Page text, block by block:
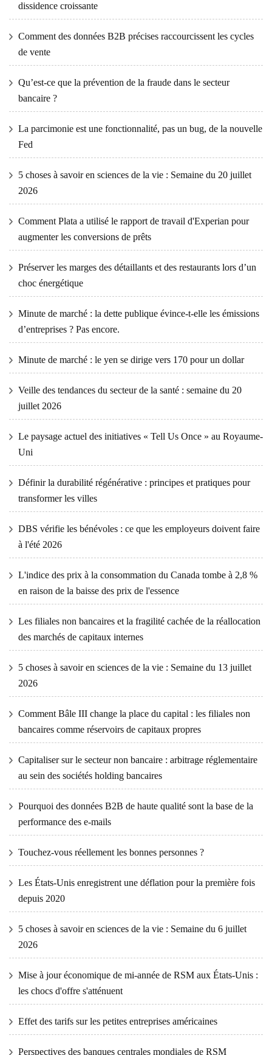
dissidence croissante
Comment des données B2B précises raccourcissent les cycles
de vente
Qu’est-ce que la prévention de la fraude dans le secteur
bancaire ?
La parcimonie est une fonctionnalité, pas un bug, de la nouvelle
Fed
5 choses à savoir en sciences de la vie : Semaine du 20 juillet
2026
Comment Plata a utilisé le rapport de travail d'Experian pour
augmenter les conversions de prêts
Préserver les marges des détaillants et des restaurants lors d’un
choc énergétique
Minute de marché : la dette publique évince-t-elle les émissions
d’entreprises ? Pas encore.
Minute de marché : le yen se dirige vers 170 pour un dollar
Veille des tendances du secteur de la santé : semaine du 20
juillet 2026
Le paysage actuel des initiatives « Tell Us Once » au Royaume-
Uni
Définir la durabilité régénérative : principes et pratiques pour
transformer les villes
DBS vérifie les bénévoles : ce que les employeurs doivent faire
à l'été 2026
L'indice des prix à la consommation du Canada tombe à 2,8 %
en raison de la baisse des prix de l'essence
Les filiales non bancaires et la fragilité cachée de la réallocation
des marchés de capitaux internes
5 choses à savoir en sciences de la vie : Semaine du 13 juillet
2026
Comment Bâle III change la place du capital : les filiales non
bancaires comme réservoirs de capitaux propres
Capitaliser sur le secteur non bancaire : arbitrage réglementaire
au sein des sociétés holding bancaires
Pourquoi des données B2B de haute qualité sont la base de la
performance des e-mails
Touchez-vous réellement les bonnes personnes ?
Les États-Unis enregistrent une déflation pour la première fois
depuis 2020
5 choses à savoir en sciences de la vie : Semaine du 6 juillet
2026
Mise à jour économique de mi-année de RSM aux États-Unis :
les chocs d'offre s'atténuent
Effet des tarifs sur les petites entreprises américaines
Perspectives des banques centrales mondiales de RSM